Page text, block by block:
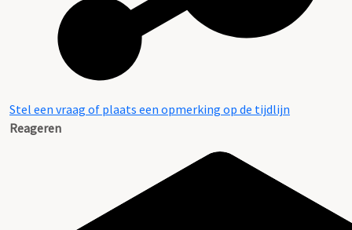
Stel een vraag of plaats een opmerking op de tijdlijn
Reageren